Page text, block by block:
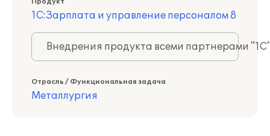
1С:Зарплата и управление персоналом 8
Внедрения продукта всеми партнерами
Отрасль / Функциональная задача
Металлургия